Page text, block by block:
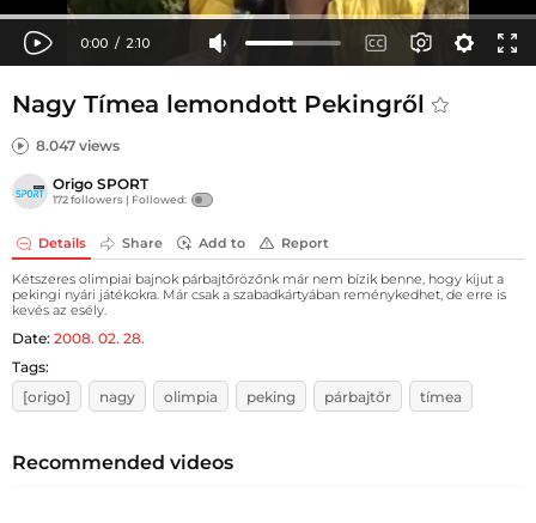
Nagy Tímea lemondott Pekingről
8.047 views
Origo SPORT
172 followers | Followed:
Details Share Add to Report
Kétszeres olimpiai bajnok párbajtőrözőnk már nem bízik benne, hogy kijut a
pekingi nyári játékokra. Már csak a szabadkártyában reménykedhet, de erre is
kevés az esély.
Date: 2008. 02. 28.
Tags:
[origo]
nagy olimpia peking párbajtőr tímea
Recommended videos